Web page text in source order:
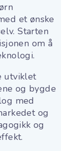
et ønske
. Starten
om å
utviklet
og bygde
med
og
og